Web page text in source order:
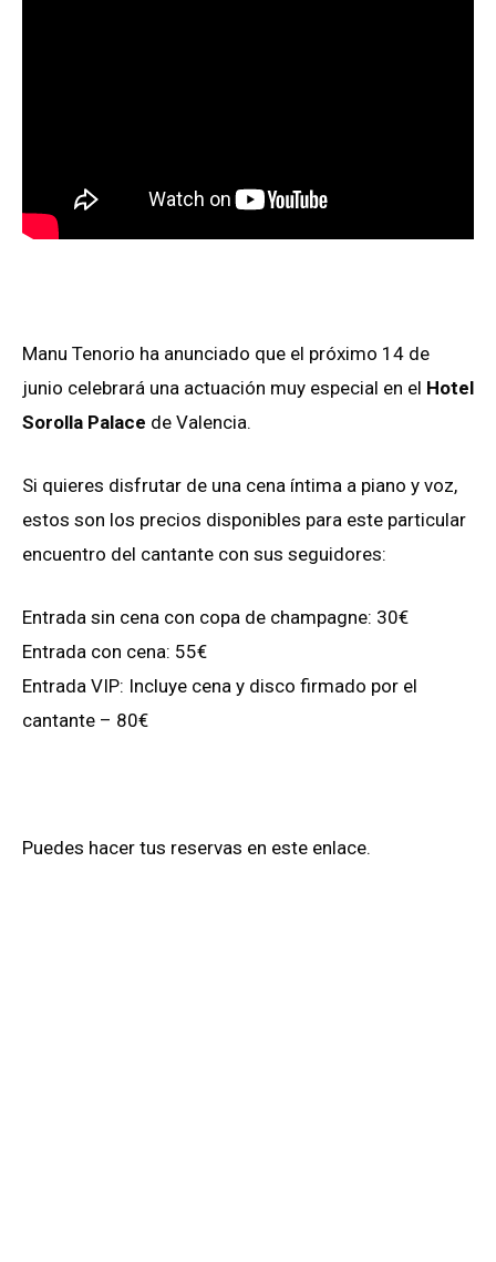
Manu Tenorio ha anunciado que el próximo 14 de
junio celebrará una actuación muy especial en el Hotel
Sorolla Palace de Valencia.
Si quieres disfrutar de una cena íntima a piano y voz,
estos son los precios disponibles para este particular
encuentro del cantante con sus seguidores:
Entrada sin cena con copa de champagne: 30€
Entrada con cena: 55€
Entrada VIP: Incluye cena y disco firmado por el
cantante – 80€
Puedes hacer tus reservas en este enlace.